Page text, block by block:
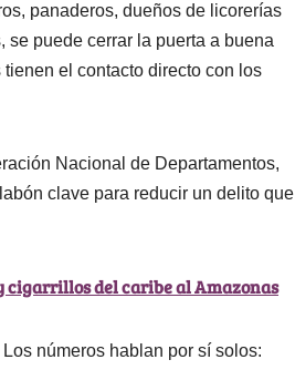
panaderos, dueños de licorerías
puede cerrar la puerta a buena
el contacto directo con los
Nacional de Departamentos,
clave para reducir un delito que
cigarrillos del caribe al Amazonas
números hablan por sí solos: